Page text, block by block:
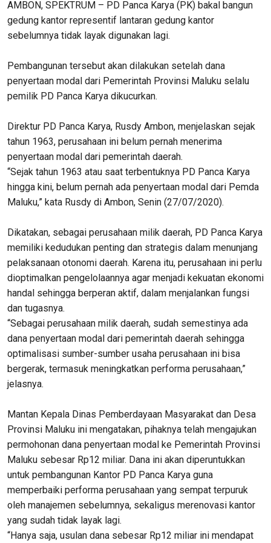
AMBON, SPEKTRUM – PD Panca Karya (PK) bakal bangun
gedung kantor representif lantaran gedung kantor
sebelumnya tidak layak digunakan lagi.
Pembangunan tersebut akan dilakukan setelah dana
penyertaan modal dari Pemerintah Provinsi Maluku selalu
pemilik PD Panca Karya dikucurkan.
Direktur PD Panca Karya, Rusdy Ambon, menjelaskan sejak
tahun 1963, perusahaan ini belum pernah menerima
penyertaan modal dari pemerintah daerah.
“Sejak tahun 1963 atau saat terbentuknya PD Panca Karya
hingga kini, belum pernah ada penyertaan modal dari Pemda
Maluku,” kata Rusdy di Ambon, Senin (27/07/2020).
Dikatakan, sebagai perusahaan milik daerah, PD Panca Karya
memiliki kedudukan penting dan strategis dalam menunjang
pelaksanaan otonomi daerah. Karena itu, perusahaan ini perlu
dioptimalkan pengelolaannya agar menjadi kekuatan ekonomi
handal sehingga berperan aktif, dalam menjalankan fungsi
dan tugasnya.
“Sebagai perusahaan milik daerah, sudah semestinya ada
dana penyertaan modal dari pemerintah daerah sehingga
optimalisasi sumber-sumber usaha perusahaan ini bisa
bergerak, termasuk meningkatkan performa perusahaan,”
jelasnya.
Mantan Kepala Dinas Pemberdayaan Masyarakat dan Desa
Provinsi Maluku ini mengatakan, pihaknya telah mengajukan
permohonan dana penyertaan modal ke Pemerintah Provinsi
Maluku sebesar Rp12 miliar. Dana ini akan diperuntukkan
untuk pembangunan Kantor PD Panca Karya guna
memperbaiki performa perusahaan yang sempat terpuruk
oleh manajemen sebelumnya, sekaligus merenovasi kantor
yang sudah tidak layak lagi.
“Hanya saja, usulan dana sebesar Rp12 miliar ini mendapat